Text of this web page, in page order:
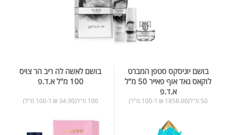
בושם יוניסקס סטפן המברט
לוקאס גאד אוף פאייר 50 מ"ל
א.ד.פ
50 מ"ל(1858.00 ₪ ל-100 מ"ל)
בושם לאשה לה ריב הר צויס
100 מ"ל א.ד.פ
100 מ"ל(34.90 ₪ ל-100 מ"ל)